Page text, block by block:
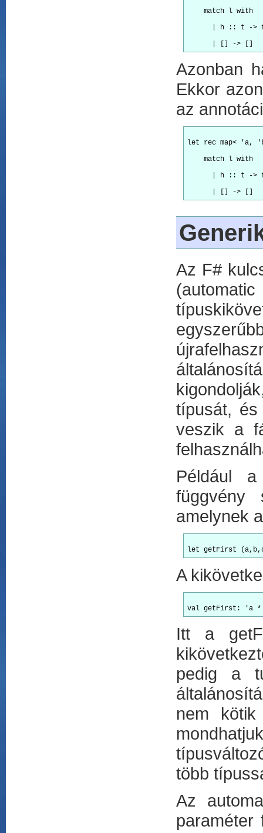
match l with
| h :: t -> f
Azonban
Ekkor
az
let rec map<
match l with
| h :: t -> f
Az F#
típusát,
veszik a
Például
függvény
amelynek
A
Itt a
pedig a
nem
több
Az
paraméter